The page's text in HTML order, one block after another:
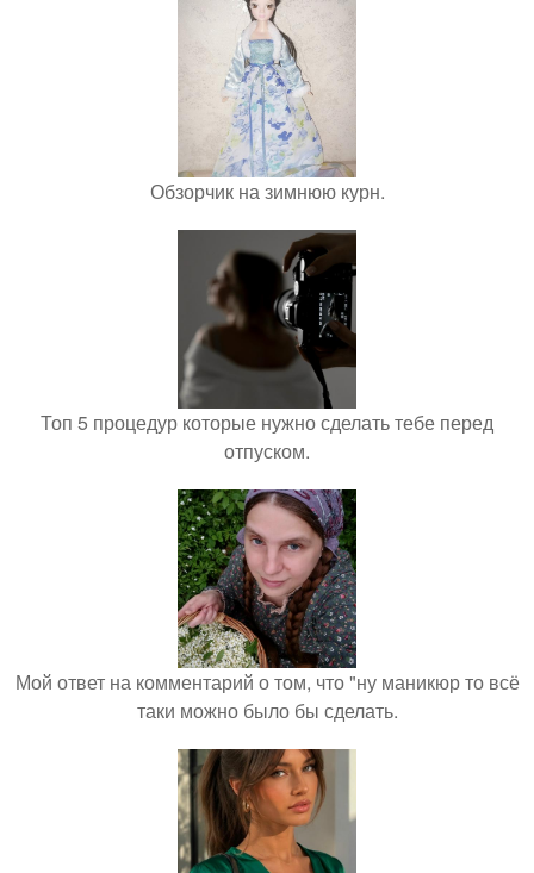
Обзорчик на зимнюю курн.
Топ 5 процедур которые нужно сделать тебе перед
отпуском.
Мой ответ на комментарий о том, что "ну маникюр то всё
таки можно было бы сделать.